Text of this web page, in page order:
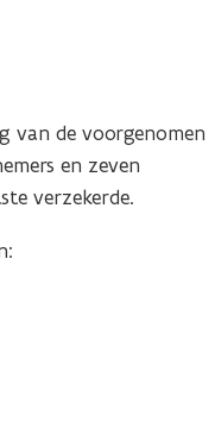
van de voorgenomen
en zeven
verzekerde.